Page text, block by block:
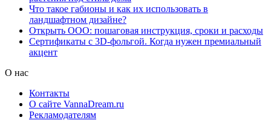
Что такое габионы и как их использовать в
ландшафтном дизайне?
Открыть ООО: пошаговая инструкция, сроки и расходы
Сертификаты с 3D-фольгой. Когда нужен премиальный
акцент
О нас
Контакты
О сайте VannaDream.ru
Рекламодателям